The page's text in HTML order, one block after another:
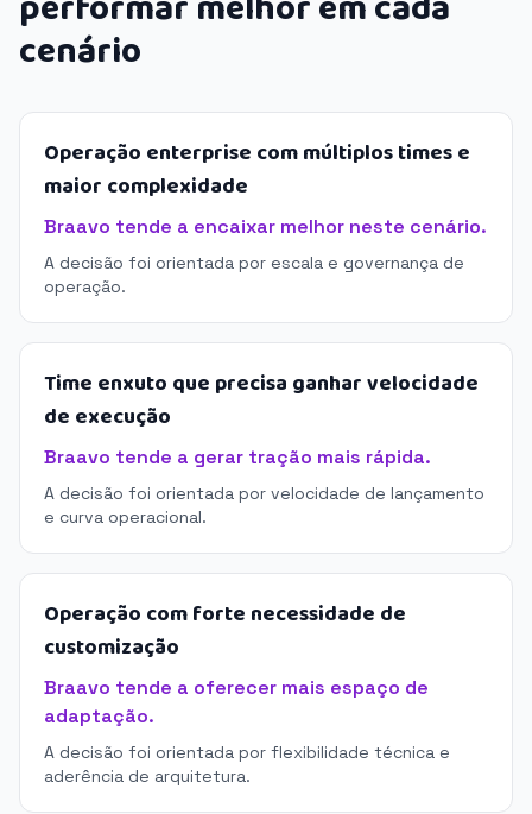
cenário
Operação enterprise com múltiplos times e
maior complexidade
Braavo tende a encaixar melhor neste cenário.
A decisão foi orientada por escala e governança de
operação.
Time enxuto que precisa ganhar velocidade
de execução
Braavo tende a gerar tração mais rápida.
A decisão foi orientada por velocidade de lançamento
e curva operacional.
Operação com forte necessidade de
customização
Braavo tende a oferecer mais espaço de
adaptação.
A decisão foi orientada por flexibilidade técnica e
aderência de arquitetura.